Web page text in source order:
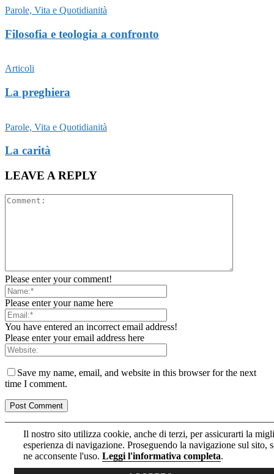
Il nostro sito utilizza cookie, anche di terzi, per assicurarti la
esperienza di navigazione. Proseguendo la navigazione sul sito,
ne acconsente l'uso. Leggi l'informativa completa.
Parole, Vita e Quotidianità
Filosofia e teologia a confronto
Articoli
La preghiera
Parole, Vita e Quotidianità
La carità
LEAVE A REPLY
Please enter your comment!
Please enter your name here
You have entered an incorrect email address!
Please enter your email address here
Save my name, email, and website in this browser for the next
time I comment.
Informativa estesa sull’uso dei cookie
Informativa sul trattamento dei dati della Newsletter